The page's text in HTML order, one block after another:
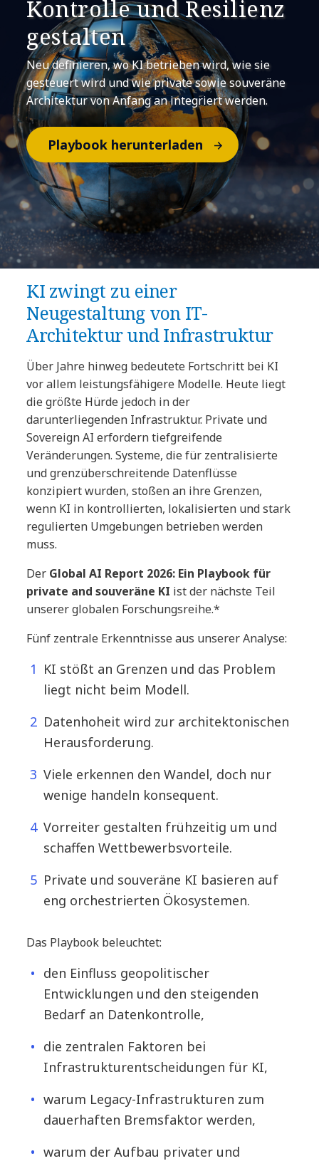
Kontrolle und Resilienz
gestalten
Neu definieren, wo KI betrieben wird, wie sie
gesteuert wird und wie private sowie souveräne
Architektur von Anfang an integriert werden.
Playbook herunterladen
KI zwingt zu einer
Neugestaltung von IT-
Architektur und Infrastruktur
Über Jahre hinweg bedeutete Fortschritt bei KI
vor allem leistungsfähigere Modelle. Heute liegt
die größte Hürde jedoch in der
darunterliegenden Infrastruktur. Private und
Sovereign AI erfordern tiefgreifende
Veränderungen. Systeme, die für zentralisierte
und grenzüberschreitende Datenflüsse
konzipiert wurden, stoßen an ihre Grenzen,
wenn KI in kontrollierten, lokalisierten und stark
regulierten Umgebungen betrieben werden
muss.
Der Global AI Report 2026: Ein Playbook für
private and souveräne KI ist der nächste Teil
unserer globalen Forschungsreihe.*
Fünf zentrale Erkenntnisse aus unserer Analyse:
KI stößt an Grenzen und das Problem
liegt nicht beim Modell.
Datenhoheit wird zur architektonischen
Herausforderung.
Viele erkennen den Wandel, doch nur
wenige handeln konsequent.
Vorreiter gestalten frühzeitig um und
schaffen Wettbewerbsvorteile.
Private und souveräne KI basieren auf
eng orchestrierten Ökosystemen.
Das Playbook beleuchtet:
den Einfluss geopolitischer
Entwicklungen und den steigenden
Bedarf an Datenkontrolle,
die zentralen Faktoren bei
Infrastrukturentscheidungen für KI,
warum Legacy-Infrastrukturen zum
dauerhaften Bremsfaktor werden,
warum der Aufbau privater und